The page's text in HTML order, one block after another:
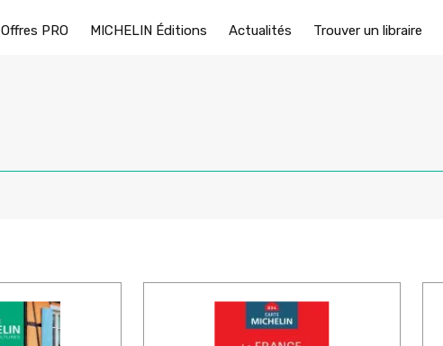
Offres PRO MICHELIN Éditions Actualités Trouver un libraire